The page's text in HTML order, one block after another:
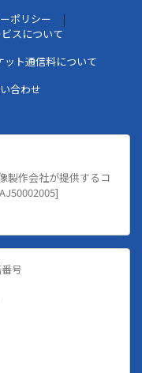
ポリシー
スについて
ット通信料について
合わせ
製作会社が提供するコ
号